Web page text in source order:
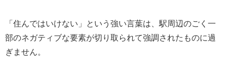
「住んではいけない」という強い言葉は、駅周辺のごく一
部のネガティブな要素が切り取られて強調されたものに過
ぎません。